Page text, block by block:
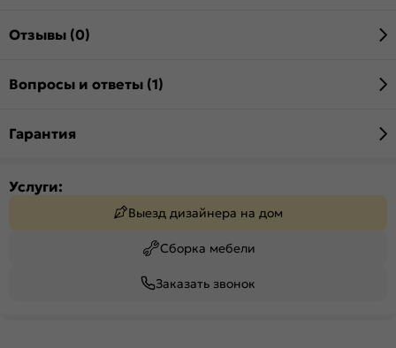
Отзывы (0)
Вопросы и ответы (1)
Гарантия
Услуги:
Выезд дизайнера на дом
Сборка мебели
Заказать звонок